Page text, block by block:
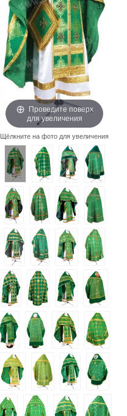
Проведите поверх
для увеличения
Щёлкните на фото для увеличения